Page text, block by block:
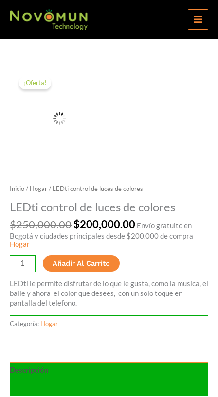
contenido
¡Oferta!
Inicio/ Hogar/ LEDti control de luces de colores
LEDti control de luces de colores
$250,000.00El
precio
original
era:
$250,000.00.
$200,000.00El
precio
actual
Envío gratuito en
Bogotá y ciudades principales desde $200.000 de compra
Hogar
LEDti
luces
de
colores
cantidad
Añadir Al Carrito
LEDti le permite disfrutar de lo que le gusta, como la musica, el
baile y ahora el color que desees, con un solo toque en
pantalla del telefono.
Categoría: Hogar
Descripción